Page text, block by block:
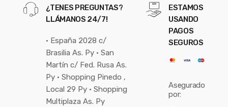
¿TENES PREGUNTAS?
LLÁMANOS 24/7!
• España 2028 c/
Brasilia As. Py • San
Martín c/ Fed. Rusa As.
Py • Shopping Pinedo ,
Local 29 Py • Shopping
Multiplaza As. Py
ESTAMOS
USANDO
PAGOS
SEGUROS
Asegurado
por: